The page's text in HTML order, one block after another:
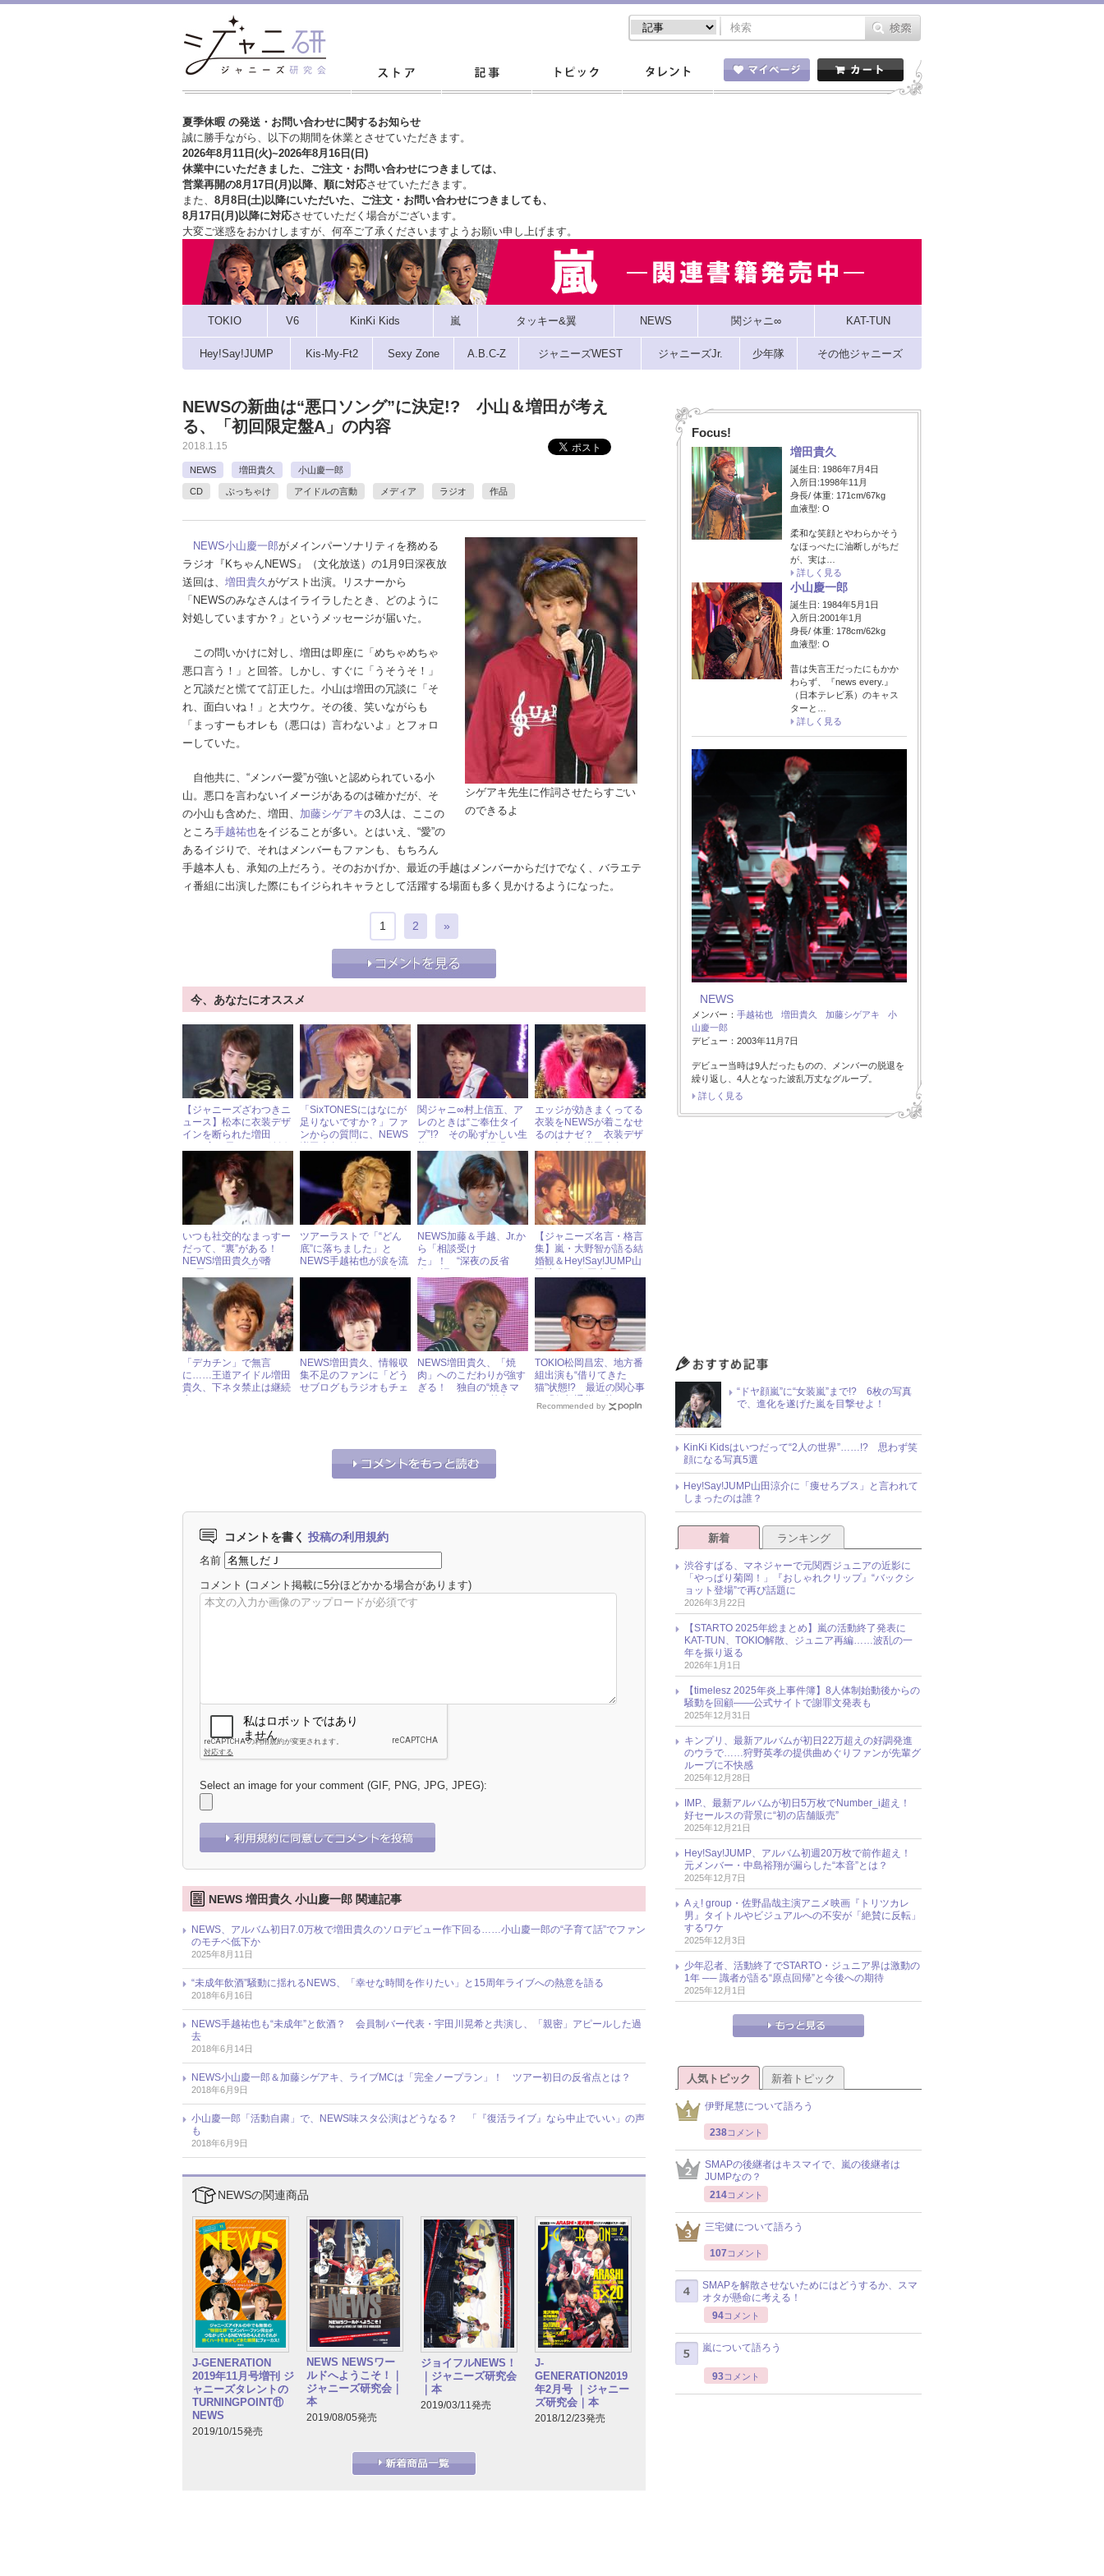
夏季休暇 の発送・お問い合わせに関するお知らせ
誠に勝手ながら、以下の期間を休業とさせていただきます。
2026年8月11日(火)~2026年8月16日(日)
休業中にいただきました、ご注文・お問い合わせにつきましては、
営業再開の8月17日(月)以降、順に対応させていただきます。
また、 8月8日(土)以降にいただいた、ご注文・ お問い合わせにつきましても、
8月17日(月)以降に対応させていただく場合がございます。
大変ご迷惑をおかけしますが、 何卒ご了承くださいますようお願い申し上げます。
TOKIO V6 KinKi Kids 嵐 タッキー&翼 NEWS 関ジャニ∞ KAT-TUN
Hey!Say!JUMP Kis-My-Ft2 Sexy Zone A.B.C-Z ジャニーズWEST ジャニーズJr. 少年隊 その他ジャニーズ
NEWSの新曲は“悪口ソング”に決定!? 小山＆増田が考え
る、「初回限定盤A」の内容
2018.1.15
NEWS 増田貴久 小山慶一郎
CD ぶっちゃけ アイドルの言動 メディア ラジオ 作品
シゲアキ先生に作詞させたらすごい
のできるよ
NEWS小山慶一郎がメインパーソナリティを務める
ラジオ『KちゃんNEWS』（文化放送）の1月9日深夜放
送回は、 増田貴久がゲスト出演。リスナーから
「NEWSのみなさんはイライラしたとき、どのように
対処していますか？」というメッセージが届いた。
この問いかけに対し、増田は即座に「めちゃめちゃ
悪口言う！」と回答。しかし、すぐに「うそうそ！」
と冗談だと慌てて訂正した。小山は増田の冗談に「そ
れ、面白いね！」と大ウケ。その後、笑いながらも
「まっすーもオレも（悪口は）言わないよ」とフォロ
ーしていた。
自他共に、“メンバー愛”が強いと認められている小
山。悪口を言わないイメージがあるのは確かだが、そ
の小山も含めた、増田、 加藤シゲアキの3人は、ここの
ところ手越祐也をイジることが多い。とはいえ、“愛”の
あるイジりで、それはメンバーもファンも、もちろん
手越本人も、承知の上だろう。そのおかげか、最近の手越はメンバーからだけでなく、バラエテ
ィ番組に出演した際にもイジられキャラとして活躍する場面も多く見かけるようになった。
1 2 »
今、あなたにオススメ
【ジャニーズざわつきニ
ュース】松本に衣装デザ
インを断られた増田
を祝福する相葉
「SixTONESにはなにが
足りないですか？」ファ
ンからの質問に、NEWS
関ジャニ∞村上信五、ア
レのときは“ご奉仕タイ
プ”!? その恥ずかしい生
いた！
エッジが効きまくってる
衣装をNEWSが着こなせ
るのはナゼ？ 衣装デザ
の秘密を明かす！
いつも社交的なまっすー
だって、“裏”がある！
NEWS増田貴久が嗜
ツアーラストで「“どん
底”に落ちました」と
NEWS手越祐也が涙を流
NEWS加藤＆手越、Jr.か
ら「相談受け
た」！ “深夜の反省
は？
【ジャニーズ名言・格言
集】嵐・大野智が語る結
婚観＆Hey!Say!JUMP山
「デカチン」で無言
に……王道アイドル増田
貴久、下ネタ禁止は継続
NEWS増田貴久、情報収
集不足のファンに「どう
せブログもラジオもチェ
NEWS増田貴久、「焼
肉」へのこだわりが強す
ぎる！ 独自の“焼きマ
TOKIO松岡昌宏、地方番
組出演も“借りてきた
猫”状態!? 最近の関心事
は「仮想通貨は儲かるの
か」
Recommended by
コメントを書く 投稿の利用規約
名前
コメント (コメント掲載に5分ほどかかる場合があります)
Select an image for your comment (GIF, PNG, JPG, JPEG):
NEWS 増田貴久 小山慶一郎 関連記事
NEWS、アルバム初日7.0万枚で増田貴久のソロデビュー作下回る……小山慶一郎の“子育て話”でファン
のモチベ低下か
2025年8月11日
“未成年飲酒”騒動に揺れるNEWS、「幸せな時間を作りたい」と15周年ライブへの熱意を語る
2018年6月16日
NEWS手越祐也も“未成年”と飲酒？ 会員制バー代表・宇田川晃希と共演し、「親密」アピールした過
去
2018年6月14日
NEWS小山慶一郎＆加藤シゲアキ、ライブMCは「完全ノープラン」！ ツアー初日の反省点とは？
2018年6月9日
小山慶一郎「活動自粛」で、NEWS味スタ公演はどうなる？ 「『復活ライブ』なら中止でいい」の声
も
2018年6月9日
NEWSの関連商品
J-GENERATION
2019年11月号増刊 ジ
ャニーズタレントの
TURNINGPOINT⑪
NEWS
2019/10/15発売
NEWS NEWSワー
ルドへようこそ！｜
ジャニーズ研究会｜
本
2019/08/05発売
ジョイフルNEWS！
｜ジャニーズ研究会
｜本
2019/03/11発売
J-
GENERATION2019
年2月号 ｜ジャニー
ズ研究会｜本
2018/12/23発売
Focus!
増田貴久
誕生日: 1986年7月4日
入所日:1998年11月
身長/ 体重: 171cm/67kg
血液型: O
柔和な笑顔とやわらかそう
なほっぺたに油断しがちだ
が、実は…
詳しく見る
小山慶一郎
誕生日: 1984年5月1日
入所日:2001年1月
身長/ 体重: 178cm/62kg
血液型: O
昔は失言王だったにもかか
わらず、『news every.』
（日本テレビ系）のキャス
ターと…
詳しく見る
NEWS
メンバー： 手越祐也 増田貴久 加藤シゲアキ
小
山慶一郎
デビュー：2003年11月7日
デビュー当時は9人だったものの、メンバーの脱退を
繰り返し、4人となった波乱万丈なグループ。
詳しく見る
“ドヤ顔嵐”に“女装嵐”まで!? 6枚の写真
で、進化を遂げた嵐を目撃せよ！
KinKi Kidsはいつだって“2人の世界”……!? 思わず笑
顔になる写真5選
Hey!Say!JUMP山田涼介に「痩せろブス」と言われて
しまったのは誰？
新着 ランキング
渋谷すばる、マネジャーで元関西ジュニアの近影に
「やっぱり菊岡！」『おしゃれクリップ』“バックシ
ョット登場”で再び話題に
2026年3月22日
【STARTO 2025年総まとめ】嵐の活動終了発表に
KAT-TUN、TOKIO解散、ジュニア再編……波乱の一
年を振り返る
2026年1月1日
【timelesz 2025年炎上事件簿】8人体制始動後からの
騒動を回顧――公式サイトで謝罪文発表も
2025年12月31日
キンプリ、最新アルバムが初日22万超えの好調発進
のウラで……狩野英孝の提供曲めぐりファンが先輩グ
ループに不快感
2025年12月28日
IMP.、最新アルバムが初日5万枚でNumber_i超え！
好セールスの背景に“初の店舗販売”
2025年12月21日
Hey!Say!JUMP、アルバム初週20万枚で前作超え！
元メンバー・中島裕翔が漏らした“本音”とは？
2025年12月7日
Aぇ! group・佐野晶哉主演アニメ映画『トリツカレ
男』タイトルやビジュアルへの不安が「絶賛に反転」
するワケ
2025年12月3日
少年忍者、活動終了でSTARTO・ジュニア界は激動の
1年 ── 識者が語る“原点回帰”と今後への期待
2025年12月1日
人気トピック 新着トピック
伊野尾慧について語ろう
238コメント
SMAPの後継者はキスマイで、嵐の後継者は
JUMPなの？
214コメント
三宅健について語ろう
107 コメント
SMAPを解散させないためにはどうするか、スマ
オタが懸命に考える！
94コメント
嵐について語ろう
93コメント